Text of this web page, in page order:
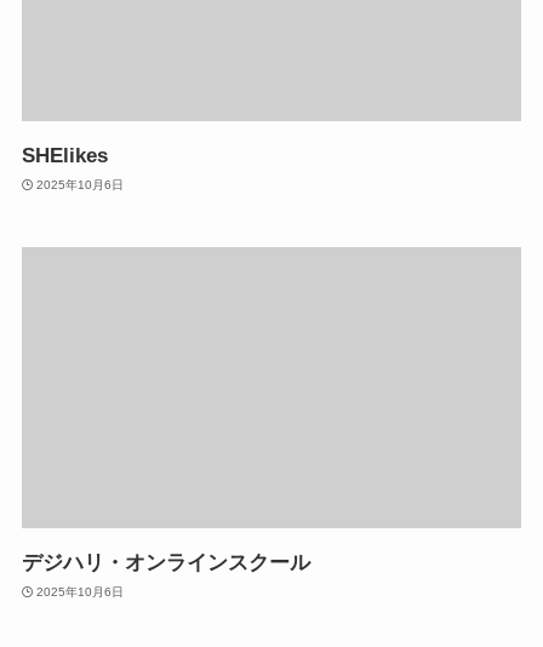
SHElikes
2025年10月6日
デジハリ・オンラインスクール
2025年10月6日